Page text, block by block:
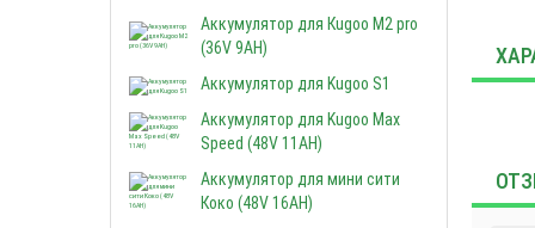
Аккумулятор для Кugoo M2 pro
(36V 9AH)
Аккумулятор для Kugoo S1
Аккумулятор для Kugoo Мax
Speed (48V 11AH)
Аккумулятор для мини сити
Коко (48V 16AH)